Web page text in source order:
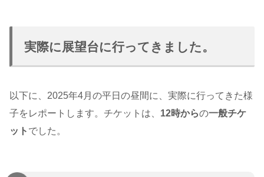
実際に展望台に行ってきました。
以下に、2025年4月の平日の昼間に、実際に行ってきた様
子をレポートします。チケットは、 12時からの一般チケ
ット でした。